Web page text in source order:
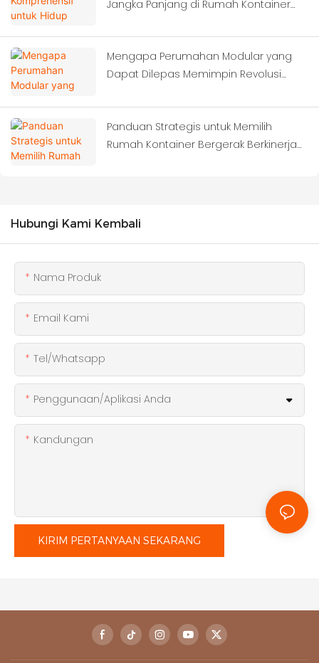
Jangka Panjang di Rumah Kontainer
Mengapa Perumahan Modular yang
Dapat Dilepas Memimpin Revolusi
Panduan Strategis untuk Memilih
Rumah Kontainer Bergerak Berkinerja
Hubungi Kami Kembali
Nama Produk
Email Kami
Tel/whatsapp
Penggunaan/Aplikasi Anda
Kandungan
KIRIM PERTANYAAN SEKARANG